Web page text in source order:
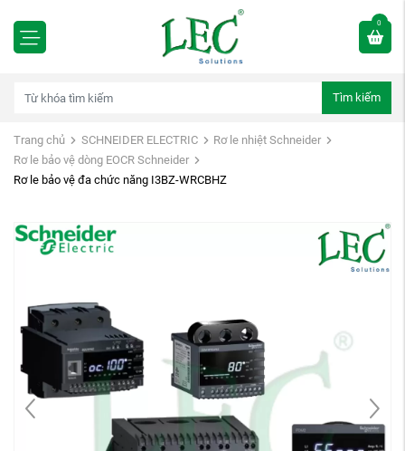
0
Tìm kiếm
Trang chủ SCHNEIDER ELECTRIC
Rơ le nhiệt Schneider
Rơ le bảo vệ dòng EOCR Schneider
Rơ le bảo vệ đa chức năng I3BZ-WRCBHZ